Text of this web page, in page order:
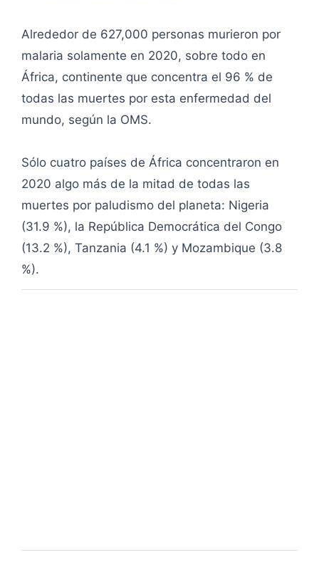
Alrededor de 627,000 personas murieron por
malaria solamente en 2020, sobre todo en
África, continente que concentra el 96 % de
todas las muertes por esta enfermedad del
mundo, según la OMS.
Sólo cuatro países de África concentraron en
2020 algo más de la mitad de todas las
muertes por paludismo del planeta: Nigeria
(31.9 %), la República Democrática del Congo
(13.2 %), Tanzania (4.1 %) y Mozambique (3.8
%).